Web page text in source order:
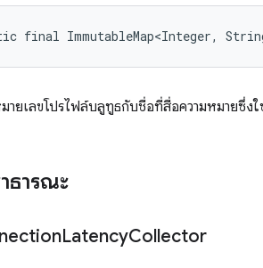
ImmutableMap<Integer, String>
ายเลขโปรไฟล์บลูทูธกับชื่อที่สื่อความหมายซึ่ง
ธารณะ
LatencyCollector